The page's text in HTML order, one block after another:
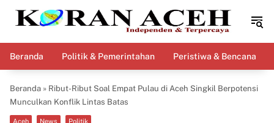
Beranda Politik & Pemerintahan Peristiwa & Bencana
Beranda » Ribut-Ribut Soal Empat Pulau di Aceh Singkil Berpotensi
Munculkan Konflik Lintas Batas
Aceh News Politik